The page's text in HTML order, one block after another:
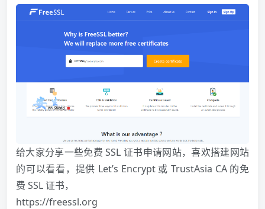
给大家分享一些免费 SSL 证书申请网站，喜欢搭建网站
的可以看看，提供 Let’s Encrypt 或 TrustAsia CA 的免
费 SSL 证书，
https://freessl.org